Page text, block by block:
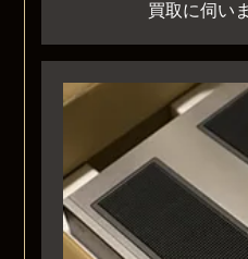
買取に伺い